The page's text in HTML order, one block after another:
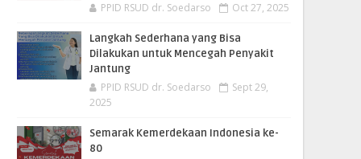
PPID RSUD dr. Soedarso Oct 27, 2025
Langkah Sederhana yang Bisa
Dilakukan untuk Mencegah Penyakit
Jantung
PPID RSUD dr. Soedarso
Sept 29,
2025
Semarak Kemerdekaan Indonesia ke-
80